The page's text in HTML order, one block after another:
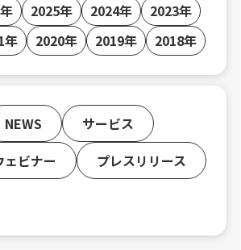
2025年 2024年
2023年
年 2020年 2019年 2018年
NEWS
サービス
ビナー
プレスリリース